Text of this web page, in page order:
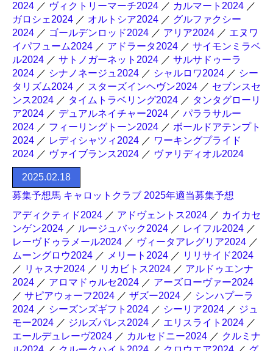
2024 ／ ヴィクトリーマーチ2024 ／ カルマート2024 ／
ガロシェ2024 ／ オルトシア2024 ／ グルファクシー
2024 ／ ゴールデンロッド2024 ／ アリア2024 ／ エヌワ
イパフューム2024 ／ アドラータ2024 ／ サイモンミラベ
ル2024 ／ サトノガーネット2024 ／ サルサドゥーラ
2024 ／ シナノネージュ2024 ／ シャルロワ2024 ／ シー
タリズム2024 ／ スターズインヘヴン2024 ／ セブンスセ
ンス2024 ／ タイムトラベリング2024 ／ タンタグローリ
ア2024 ／ デュアルネイチャー2024 ／ パララサルー
2024 ／ フィーリングトーン2024 ／ ボールドアテンプト
2024 ／ レディシャツィ2024 ／ ワーキングプライド
2024 ／ ヴァイブランス2024 ／ ヴァリディオル2024
2025.02.18
募集予想馬 キャロットクラブ 2025年適当募集予想
アディクティド2024 ／ アドヴェントス2024 ／ カイカセ
ンゲン2024 ／ ルージュバック2024 ／ レイフル2024 ／
レーヴドゥラメール2024 ／ ヴィータアレグリア2024 ／
ムーングロウ2024 ／ メリート2024 ／ リリサイド2024
／ リャスナ2024 ／ リカビトス2024 ／ アルドゥエンナ
2024 ／ アロマドゥルセ2024 ／ アーズローヴァー2024
／ サピアウォーフ2024 ／ ザズー2024 ／ シンハプーラ
2024 ／ シーズンズギフト2024 ／ シーリア2024 ／ ジュ
モー2024 ／ ジルズパレス2024 ／ エリスライト2024 ／
エールデュレーヴ2024 ／ カルセドニー2024 ／ クルミナ